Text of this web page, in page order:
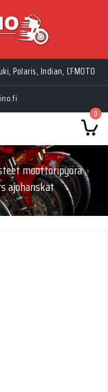
Polaris, Indian, CFMOTO
0
moottoripyörä ›
ajohanskat